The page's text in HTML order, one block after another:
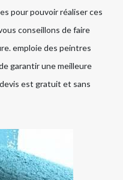
pour pouvoir réaliser ces
conseillons de faire
emploie des peintres
garantir une meilleure
est gratuit et sans